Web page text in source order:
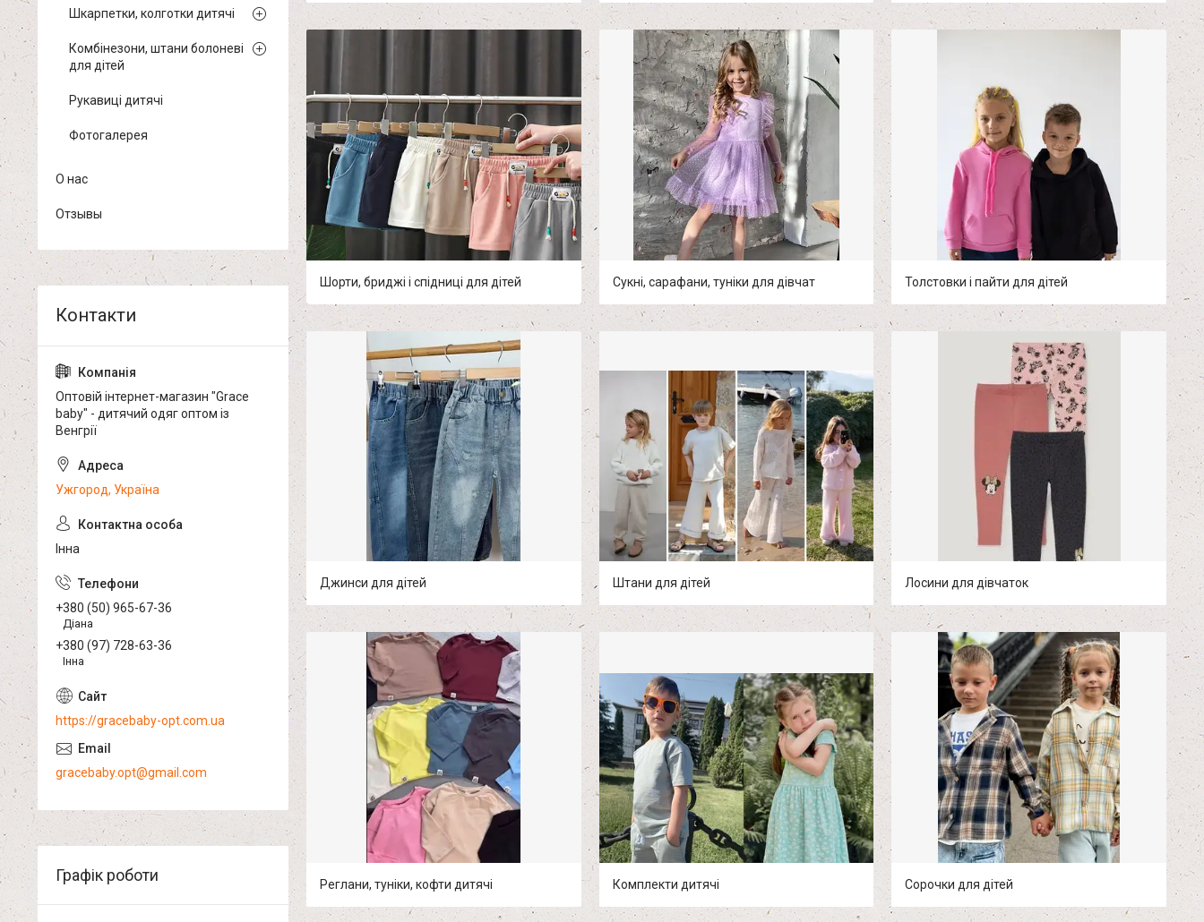
Шорти, бриджі і спідниці для дітей Сукні, сарафани, туніки для дівчат Толстовки і пайти для дітей
Джинси для дітей Штани для дітей Лосини для дівчаток
Реглани, туніки, кофти дитячі Комплекти дитячі Сорочки для дітей
Шкарпетки, колготки дитячі
Комбінезони, штани болоневі
для дітей
Рукавиці дитячі
Фотогалерея
О нас
Отзывы
Оптовій інтернет-магазин "Grace
baby" - дитячий одяг оптом із
Венгрії
Ужгород, Україна
Інна
+380 (50) 965-67-36
Діана
+380 (97) 728-63-36
Інна
https://gracebaby-opt.com.ua
gracebaby.opt@gmail.com
Графік роботи